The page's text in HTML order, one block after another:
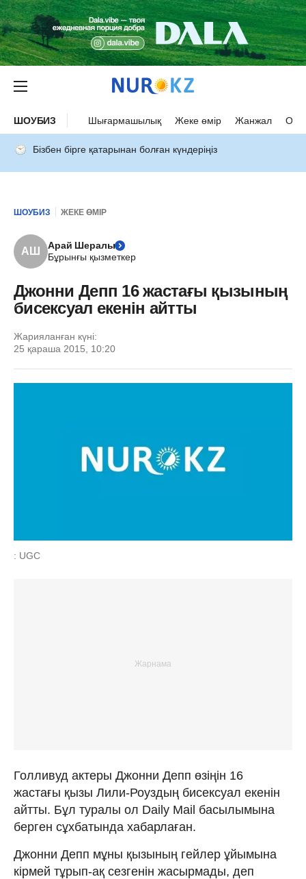
ШОУБИЗ Шығармашылық Жеке өмір Жанжал
Бізбен бірге қатарынан болған күндеріңіз
ШОУБИЗ ЖЕКЕ ӨМІР
АШ
Арай Шералы
Бұрынғы қызметкер
Джонни Депп 16 жастағы қызының
бисексуал екенін айтты
Жарияланған күні:
25 қараша 2015, 10:20
: UGC
Голливуд актеры Джонни Депп өзіңін 16
жастағы қызы Лили-Роуздың бисексуал екенін
айтты. Бұл туралы ол Daily Mail басылымына
берген сұхбатында хабарлаған.
Джонни Депп мұны қызының гейлер ұйымына
кірмей тұрып-ақ сезгенін жасырмады, деп